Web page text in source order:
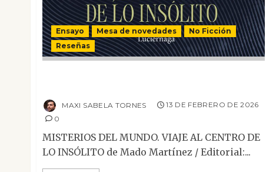
Ensayo Mesa de novedades
No Ficción
Reseñas
MAXI SABELA TORNES
13 DE FEBRERO DE 2026
0
MISTERIOS DEL MUNDO. VIAJE AL CENTRO DE
LO INSÓLITO de Mado Martínez / Editorial:...